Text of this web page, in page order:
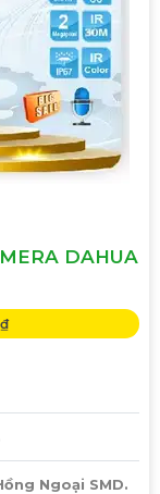
DAHUA
Ngoại SMD.